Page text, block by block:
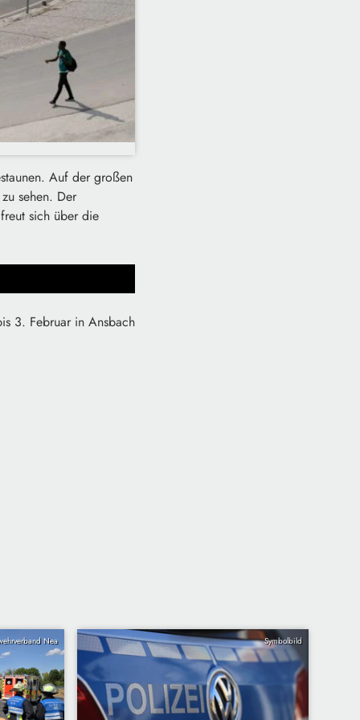
Auf der großen
sehen. Der
sich über die
3. Februar in Ansbach
Nea Symbolbild